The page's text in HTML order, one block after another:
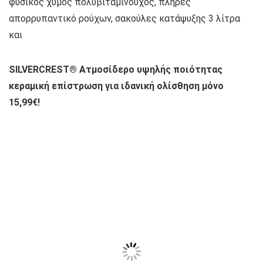
απορρυπαντικό ρούχων, σακούλες κατάψυξης 3 λίτρα
και
SILVERCREST® Ατμοσίδερο υψηλής ποιότητας
κεραμική επίστρωση για ιδανική ολίσθηση μόνο
15,99€!